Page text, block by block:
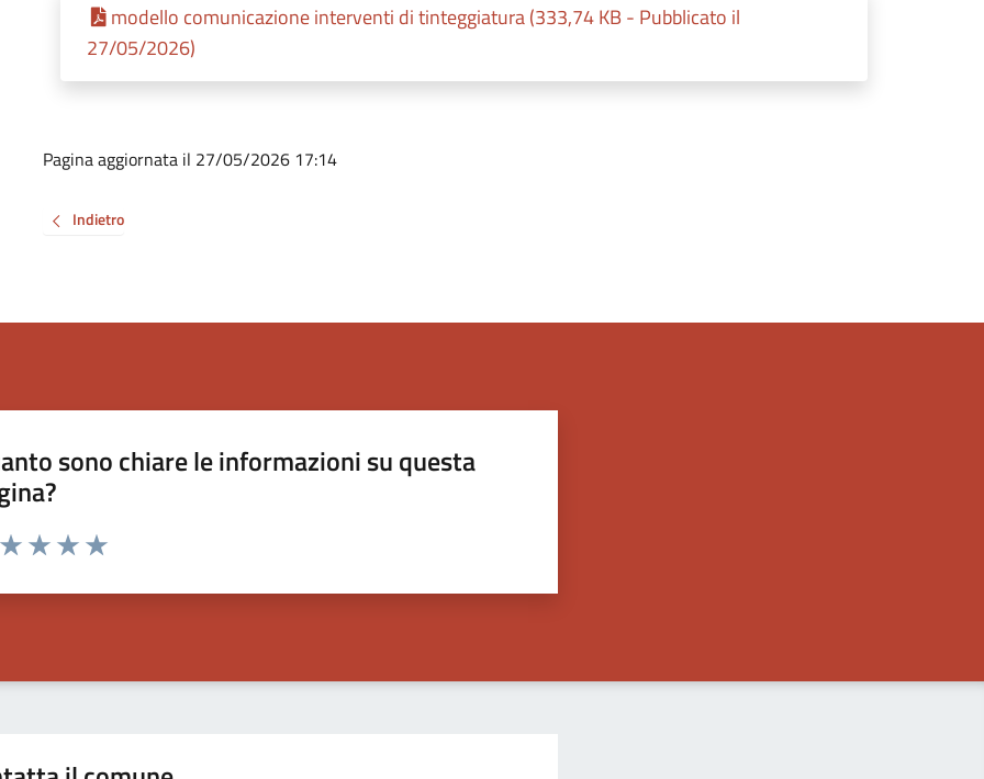
modello comunicazione interventi di tinteggiatura (333,74 KB - Pubblicato il
27/05/2026)
Pagina aggiornata il 27/05/2026 17:14
Indietro
sono chiare le informazioni su questa
da 1 a 5 stelle la pagina